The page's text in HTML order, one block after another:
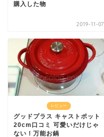
購入した物
2019-11-07
レビュー
グッドプラス キャストポット
20cm口コミ 可愛いだけじゃ
ない！万能お鍋